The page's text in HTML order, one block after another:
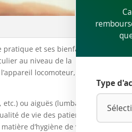
et ses bienfaits.
au niveau de la
locomoteur, en
ou aiguës (lumbago,
de vie des patients.
d’hygiène de vie,
Type